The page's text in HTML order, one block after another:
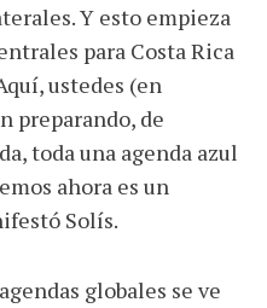
Y esto empieza
para Costa Rica
ustedes (en
preparando, de
toda una agenda azul
ahora es un
Solís.
globales se ve